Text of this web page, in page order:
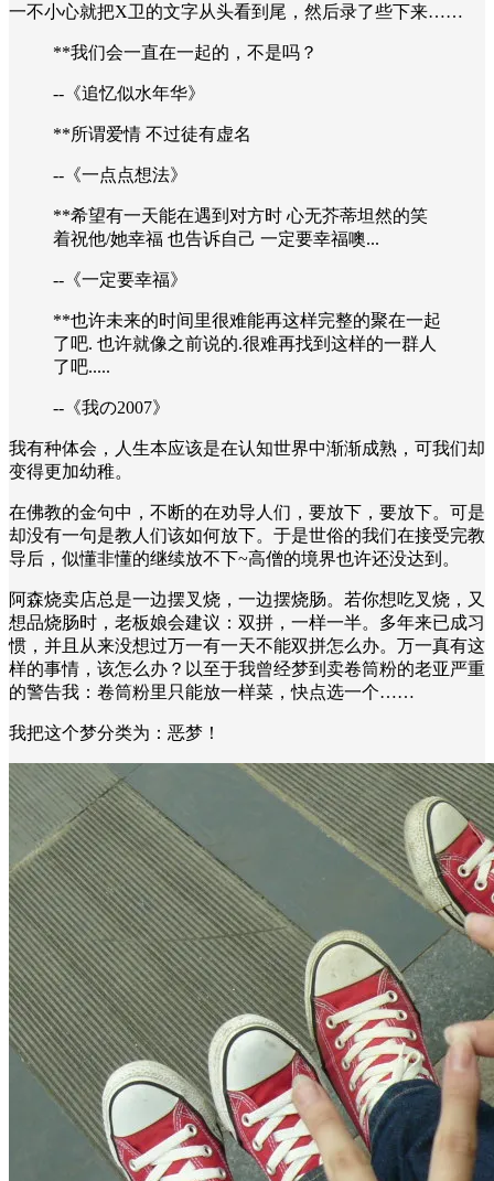
一不小心就把X卫的文字从头看到尾，然后录了些下来……
**我们会一直在一起的，不是吗？
--《追忆似水年华》
**所谓爱情 不过徒有虚名
--《一点点想法》
**希望有一天能在遇到对方时 心无芥蒂坦然的笑
着祝他/她幸福 也告诉自己 一定要幸福噢...
--《一定要幸福》
**也许未来的时间里很难能再这样完整的聚在一起
了吧. 也许就像之前说的.很难再找到这样的一群人
了吧.....
--《我の2007》
我有种体会，人生本应该是在认知世界中渐渐成熟，可我们却
变得更加幼稚。
在佛教的金句中，不断的在劝导人们，要放下，要放下。可是
却没有一句是教人们该如何放下。于是世俗的我们在接受完教
导后，似懂非懂的继续放不下~高僧的境界也许还没达到。
阿森烧卖店总是一边摆叉烧，一边摆烧肠。若你想吃叉烧，又
想品烧肠时，老板娘会建议：双拼，一样一半。多年来已成习
惯，并且从来没想过万一有一天不能双拼怎么办。万一真有这
样的事情，该怎么办？以至于我曾经梦到卖卷筒粉的老亚严重
的警告我：卷筒粉里只能放一样菜，快点选一个……
我把这个梦分类为：恶梦！